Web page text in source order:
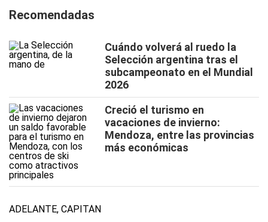
Recomendadas
Cuándo volverá al ruedo la
Selección argentina tras el
subcampeonato en el Mundial
2026
Creció el turismo en
vacaciones de invierno:
Mendoza, entre las provincias
más económicas
ADELANTE, CAPITÁN